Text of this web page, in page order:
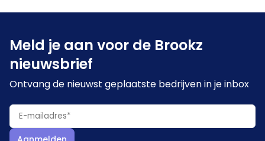
Meld je aan voor de Brookz
nieuwsbrief
Ontvang de nieuwst geplaatste bedrijven in je inbox